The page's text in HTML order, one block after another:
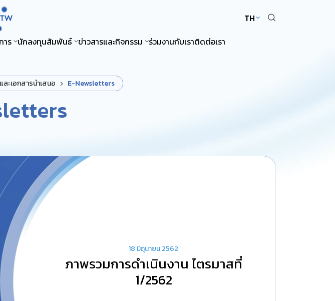
TH
าร นักลงทุนสัมพันธ์ ข่าวสารและกิจกรรม ร่วมงานกับเราติดต่อเรา
ละเอกสารนำเสนอ E-Newsletters
18 มิถุนายน 2562
ภาพรวมการดำเนินงาน ไตรมาสที่
1/2562